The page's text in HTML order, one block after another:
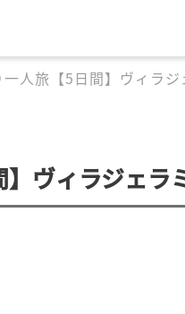
人旅【5日間】ヴィラ
ヴィラジェラ